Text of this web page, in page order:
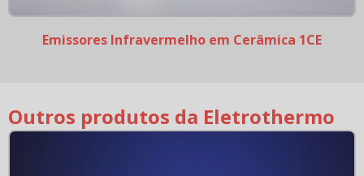
Emissores Infravermelho em Cerâmica 1CE
Outros produtos da Eletrothermo